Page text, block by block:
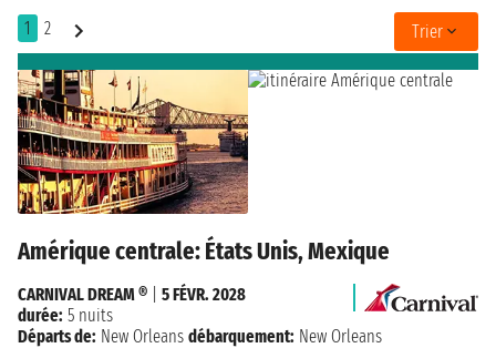
1 2 Trier
Amérique centrale: États Unis, Mexique
CARNIVAL DREAM ®
5 FÉVR. 2028
durée: 5 nuits
Départs de: New Orleans débarquement: New Orleans